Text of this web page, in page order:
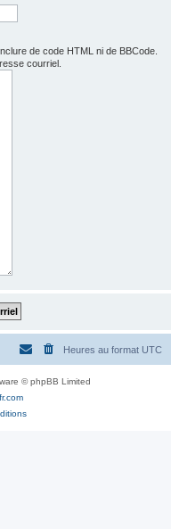
de code HTML ni de BBCode.
courriel.
Heures au format UTC
© phpBB Limited